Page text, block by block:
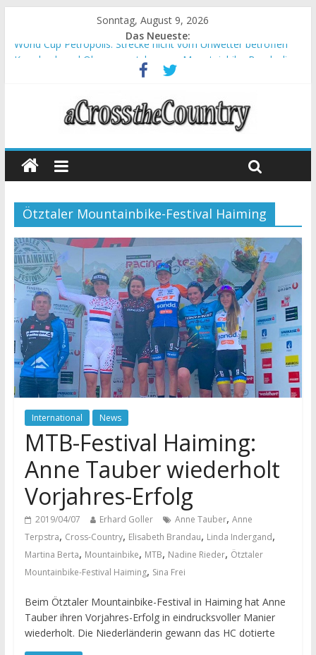
Sonntag, August 9, 2026
Das Neueste:
World Cup Petropolis: Strecke nicht vom Unwetter betroffen
Krumbach und Obergessertshausen: Mountainbike-Bundesliga
Halbzeit beim Andalucia Bike Race: Weltmeister Seewald führt
Chelva: Schweizer Doppelsieg beim ersten XCO-Rennen der
Ötztaler Mountainbike-Festival Haiming
International News
MTB-Festival Haiming:
Anne Tauber wiederholt
Vorjahres-Erfolg
2019/04/07 Erhard Goller Anne Tauber, Anne
Terpstra, Cross-Country, Elisabeth Brandau, Linda Indergand,
Martina Berta, Mountainbike, MTB, Nadine Rieder, Ötztaler
Mountainbike-Festival Haiming, Sina Frei
Beim Ötztaler Mountainbike-Festival in Haiming hat Anne
Tauber ihren Vorjahres-Erfolg in eindrucksvoller Manier
wiederholt. Die Niederländerin gewann das HC dotierte